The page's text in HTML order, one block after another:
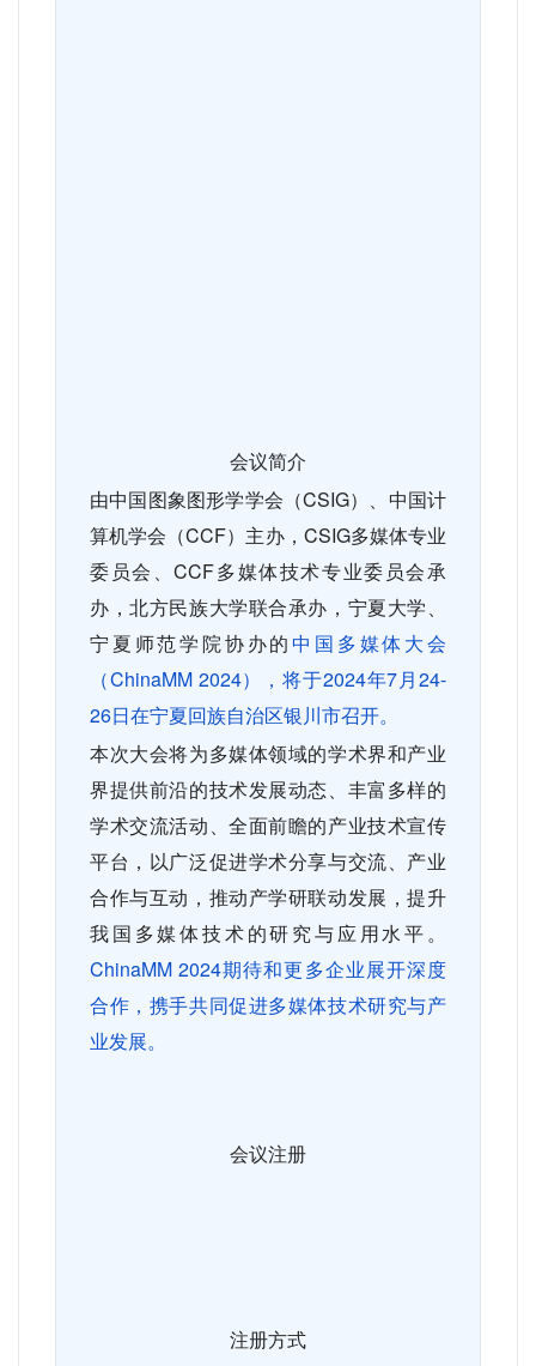
会议简介
由中国图象图形学学会（CSIG）、中国计
算机学会（CCF）主办， CSIG多媒体专业
委员会、CCF多媒体技术专业委员会承
办，北方民族大学联合承办，宁夏大学、
宁夏师范学院协办的中国多媒体大会
（ChinaMM 2024），将于2024年7月24-
26日在宁夏回族自治区银川市召开。
本次大会将为多媒体领域的学术界和产业
界提供前沿的技术发展动态、丰富多样的
学术交流活动、全面前瞻的产业技术宣传
平台，以广泛促进学术分享与交流、产业
合作与互动，推动产学研联动发展，提升
我国多媒体技术的研究与应用水平。
ChinaMM 2024期待和更多企业展开深度
合作，携手共同促进多媒体技术研究与产
业发展。
会议注册
注册方式